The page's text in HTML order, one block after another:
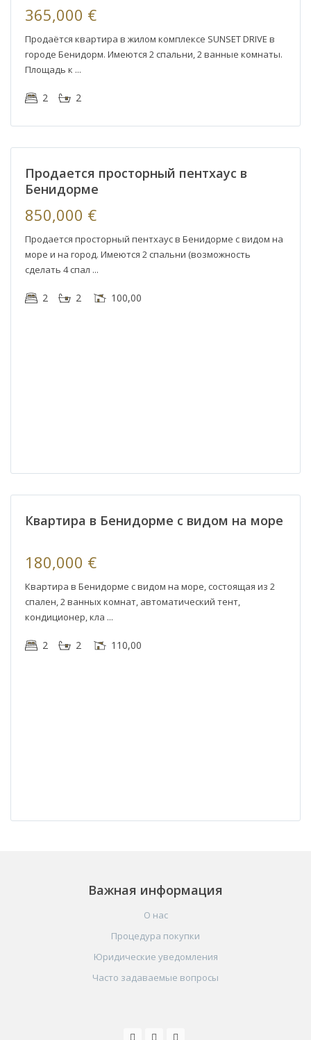
365,000 €
Продаётся квартира в жилом комплексе SUNSET DRIVE в
городе Бенидорм. Имеются 2 спальни, 2 ванные комнаты.
Площадь к
2 2
Playa
Продается просторный пентхаус в
Бенидорме
850,000 €
Продается просторный пентхаус в Бенидорме с видом на
море и на город. Имеются 2 спальни (возможность
сделать 4 спал
2 2 100,00
Квартира в Бенидорме с видом на море
180,000 €
Квартира в Бенидорме с видом на море, состоящая из 2
спален, 2 ванных комнат, автоматический тент,
кондиционер, кла
2 2 110,00
Важная информация
О нас
Процедура покупки
Юридические уведомления
Часто задаваемые вопросы